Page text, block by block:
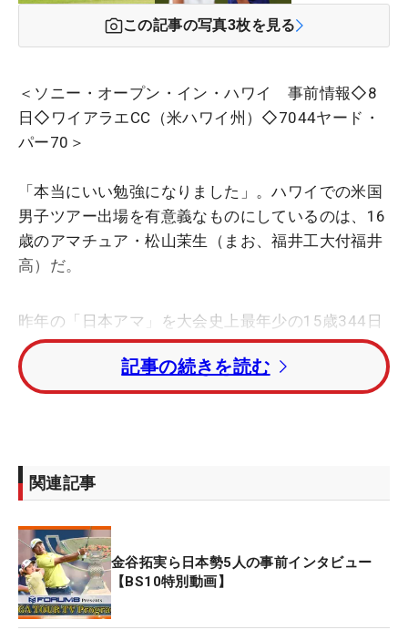
この記事の写真3枚を見る
＜ソニー・オープン・イン・ハワイ 事前情報◇8
日◇ワイアラエCC（米ハワイ州）◇7044ヤード・
パー70＞
「本当にいい勉強になりました」。ハワイでの米国
男子ツアー出場を有意義なものにしているのは、16
歳のアマチュア・松山茉生（まお、福井工大付福井
高）だ。
昨年の「日本アマ」を大会史上最年少の15歳344日
で制覇。高校1年生にして平均飛距離310ヤードをゆ
うに超えるポテンシャルが魅力だ。昨年11月に「ダ
ンロップフェニックス」では松山英樹とともにプレ
期待を寄せられている。
杉浦悠太とプレーし、多くの学びを得た。その松山
は先週のシーズン開幕戦で優勝。『おめでとうと伝
えられたか？』と質問された若き松山からは、「文
で送ったんですけど、（今回の会場では）いきなり
記事の続きを読む
関連記事
金谷拓実ら日本勢5人の事前インタビュー
【BS10特別動画】